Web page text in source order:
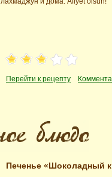
Перейти к рецепту
Печенье «Шоколадный